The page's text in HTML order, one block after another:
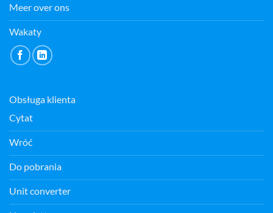
Meer over ons
Wakaty
Obsługa klienta
Cytat
Wróć
Do pobrania
Unit converter